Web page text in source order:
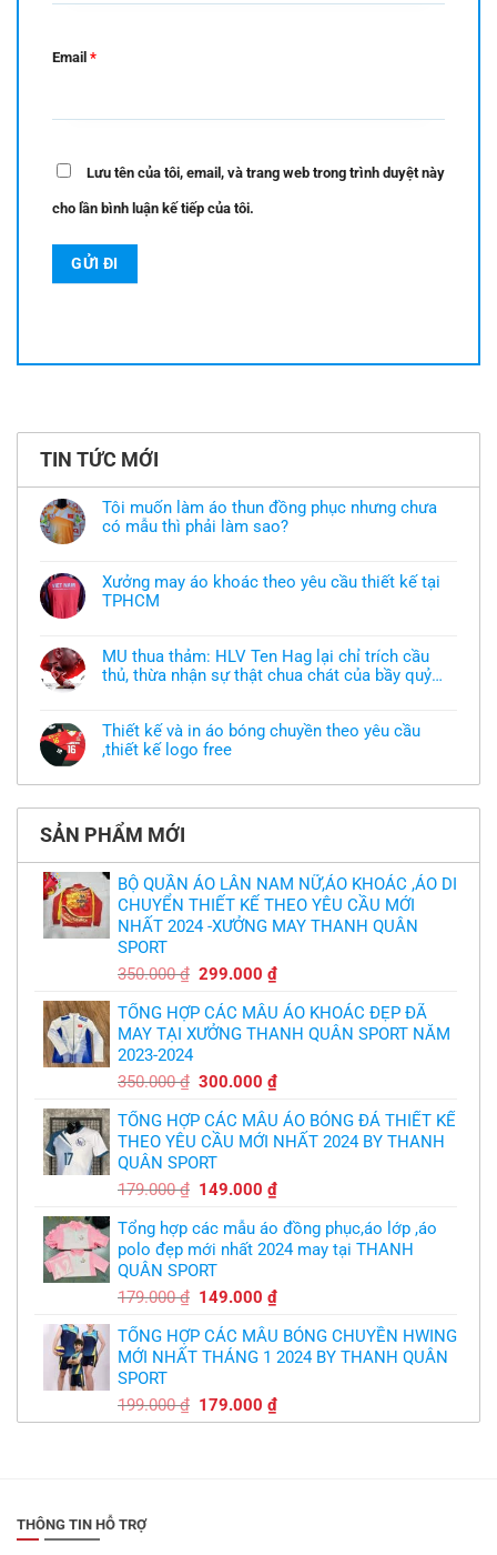
Email *
Lưu tên của tôi, email, và trang web trong trình duyệt này
cho lần bình luận kế tiếp của tôi.
TIN TỨC MỚI
Tôi muốn làm áo thun đồng phục nhưng chưa
có mẫu thì phải làm sao?
bình
luận
ở
áo
thun
đồng
chưa
có
mẫu
thì
làm
Xưởng may áo khoác theo yêu cầu thiết kế tại
TPHCM
bình
luận
ở
khoác
theo
yêu
thiết
tại
TPHCM
MU thua thảm: HLV Ten Hag lại chỉ trích cầu
thủ, thừa nhận sự thật chua chát của bầy quỷ
bình
luận
ở
thảm:
Hag
lại
trích
cầu
thủ,
thừa
nhận
sự
thật
chát
bầy
quỷ
nhỏ
Thiết kế và in áo bóng chuyền theo yêu cầu
,thiết kế logo free
có
luận
Thiết
và
in
áo
bóng
chuyền
theo
,thiết
free
SẢN PHẨM MỚI
BỘ QUẦN ÁO LÂN NAM NỮ,ÁO KHOÁC ,ÁO DI
CHUYỂN THIẾT KẾ THEO YÊU CẦU MỚI
NHẤT 2024 -XƯỞNG MAY THANH QUÂN
SPORT
350.000₫ Giá
là:
350.000 ₫.
299.000₫Giá
tại
là:
TỔNG HỢP CÁC MẪU ÁO KHOÁC ĐẸP ĐÃ
MAY TẠI XƯỞNG THANH QUÂN SPORT NĂM
2023-2024
350.000₫ Giá
là:
350.000 ₫.
300.000₫Giá
tại
là:
TỔNG HỢP CÁC MẪU ÁO BÓNG ĐÁ THIẾT KẾ
THEO YÊU CẦU MỚI NHẤT 2024 BY THANH
QUÂN SPORT
179.000₫ Giá
là:
179.000 ₫.
149.000₫Giá
tại
là:
Tổng hợp các mẫu áo đồng phục,áo lớp ,áo
polo đẹp mới nhất 2024 may tại THANH
QUÂN SPORT
179.000₫ Giá
là:
179.000 ₫.
149.000₫Giá
tại
là:
TỔNG HỢP CÁC MẪU BÓNG CHUYỀN HWING
MỚI NHẤT THÁNG 1 2024 BY THANH QUÂN
SPORT
199.000₫ Giá
gốc
179.000₫Giá
hiện
THÔNG TIN HỖ TRỢ